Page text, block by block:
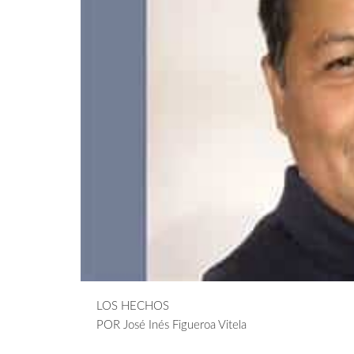
LOS HECHOS
POR José Inés Figueroa Vitela